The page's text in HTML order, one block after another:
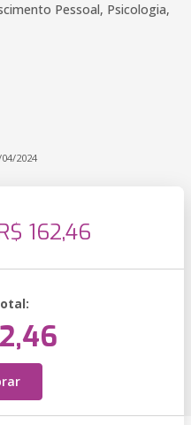
Pessoal, Psicologia,
2024
162,46